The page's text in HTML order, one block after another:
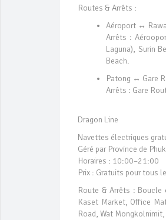
Routes & Arrêts :
Aéroport ↔
Arrêts :
Laguna), Surin
Beach.
Patong ↔ Gare
Arrêts : Gare
Dragon Line
Navettes électriques
Géré par Province de
Horaires : 10:00–21:00
Prix : Gratuits pour tous
Route & Arrêts : Boucle
Kaset Market, Office
Road, Wat